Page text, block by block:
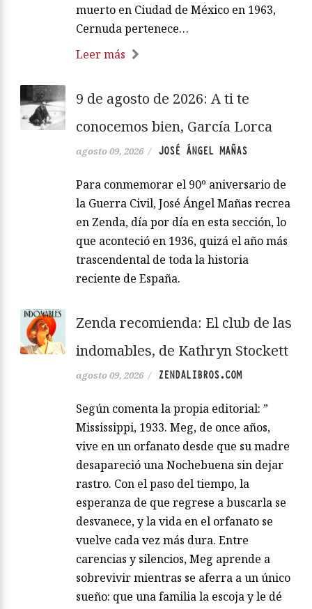
muerto en Ciudad de México en 1963,
Cernuda pertenece…
Leer más
9 de agosto de 2026: A ti te
conocemos bien, García Lorca
agosto 09, 2026 / JOSÉ ÁNGEL MAÑAS
Para conmemorar el 90º aniversario de
la Guerra Civil, José Ángel Mañas recrea
en Zenda, día por día en esta sección, lo
que aconteció en 1936, quizá el año más
trascendental de toda la historia
reciente de España.
Zenda recomienda: El club de las
indomables, de Kathryn Stockett
agosto 09, 2026 / ZENDALIBROS.COM
Según comenta la propia editorial: ”
Mississippi, 1933. Meg, de once años,
vive en un orfanato desde que su madre
desapareció una Nochebuena sin dejar
rastro. Con el paso del tiempo, la
esperanza de que regrese a buscarla se
desvanece, y la vida en el orfanato se
vuelve cada vez más dura. Entre
carencias y silencios, Meg aprende a
sobrevivir mientras se aferra a un único
sueño: que una familia la escoja y le dé